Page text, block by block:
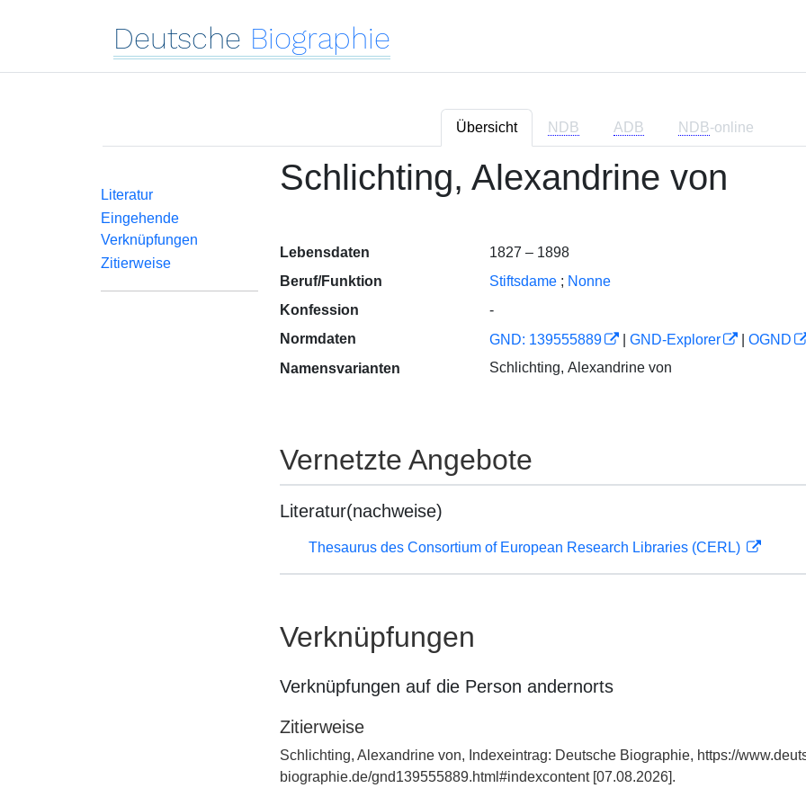
Deutsche Biographie
Übersicht NDB ADB NDB-online
Literatur
Eingehende
Verknüpfungen
Zitierweise
Schlichting, Alexandrine von
Lebensdaten
1827 – 1898
Beruf/Funktion
Stiftsdame ; Nonne
Konfession
-
Normdaten
GND: 139555889 GND-Explorer OGND
Namensvarianten
Schlichting, Alexandrine von
Vernetzte Angebote
Literatur(nachweise)
Thesaurus des Consortium of European Research Libraries (CERL)
Verknüpfungen
Verknüpfungen auf die Person andernorts
Zitierweise
Schlichting, Alexandrine von, Indexeintrag: Deutsche Biographie, https://
biographie.de/gnd139555889.html#indexcontent [07.08.2026].